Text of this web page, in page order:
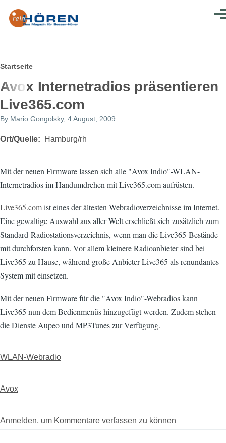
Pfadnavigation
Startseite
Avox Internetradios präsentieren
Live365.com
By Mario Gongolsky, 4 August, 2009
Ort/Quelle Hamburg/rh
Mit der neuen Firmware lassen sich alle "Avox Indio"-WLAN-
Internetradios im Handumdrehen mit Live365.com aufrüsten.
Live365.comist eines der ältesten Webradioverzeichnisse im Internet.
Eine gewaltige Auswahl aus aller Welt erschließt sich zusätzlich zum
Standard-Radiostationsverzeichnis, wenn man die Live365-Bestände
mit durchforsten kann. Vor allem kleinere Radioanbieter sind bei
Live365 zu Hause, während große Anbieter Live365 als renundantes
System mit einsetzen.
Mit der neuen Firmware für die "Avox Indio"-Webradios kann
Live365 nun dem Bedienmenüs hinzugefügt werden. Zudem stehen
die Dienste Aupeo und MP3Tunes zur Verfügung.
WLAN-Webradio
Avox
Anmelden, um Kommentare verfassen zu können